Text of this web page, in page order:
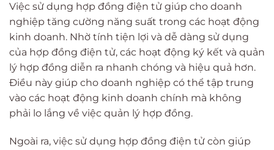
Việc sử dụng hợp đồng điện tử giúp cho doanh
nghiệp tăng cường năng suất trong các hoạt động
kinh doanh. Nhờ tính tiện lợi và dễ dàng sử dụng
của hợp đồng điện tử, các hoạt động ký kết và quản
lý hợp đồng diễn ra nhanh chóng và hiệu quả hơn.
Điều này giúp cho doanh nghiệp có thể tập trung
vào các hoạt động kinh doanh chính mà không
phải lo lắng về việc quản lý hợp đồng.
Ngoài ra, việc sử dụng hợp đồng điện tử còn giúp